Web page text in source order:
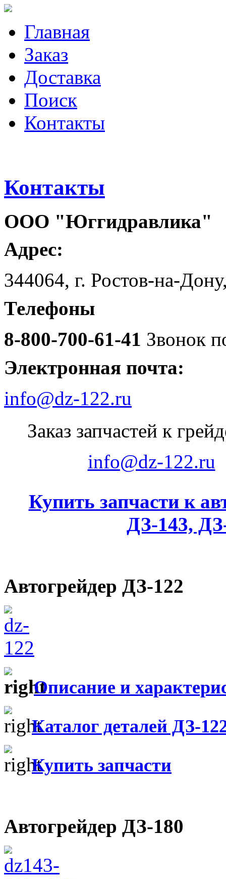
Главная
Заказ
Доставка
Поиск
Контакты
Контакты
ООО "Юггидравлика"
Адрес:
344064, г. Ростов-на-
Телефоны
8-800-700-61-41 Звонок
Электронная почта:
info@dz-122.ru
Заказ запчастей к
info@dz-122.ru
Купить запчасти к
ДЗ-143,
Автогрейдер ДЗ-122
Описание и
Каталог деталей ДЗ-
Купить запчасти
Автогрейдер ДЗ-180